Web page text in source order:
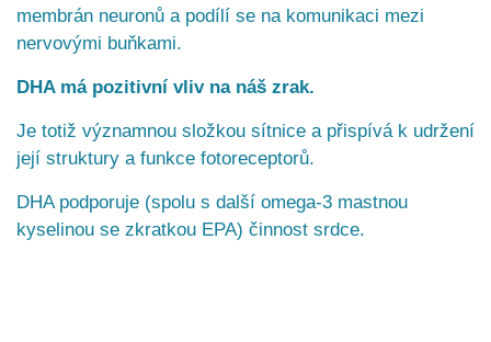
membrán neuronů a podílí se na komunikaci mezi
nervovými buňkami.
DHA má pozitivní vliv na náš zrak.
Je totiž významnou složkou sítnice a přispívá k udržení
její struktury a funkce fotoreceptorů.
DHA podporuje (spolu s další omega-3 mastnou
kyselinou se zkratkou EPA) činnost srdce.